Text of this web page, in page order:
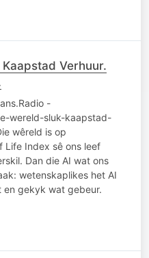
Verhuur.
-
wereld-sluk-kaapstad-
wêreld is op
Life Index sê ons leef
Dan die AI wat ons
wetenskaplikes het AI
en gekyk wat gebeur.